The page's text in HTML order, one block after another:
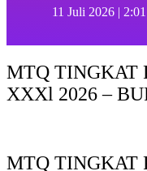
11 Juli 2026 |
MTQ TINGKAT
XXXl 2026 –
MTQ TINGKAT